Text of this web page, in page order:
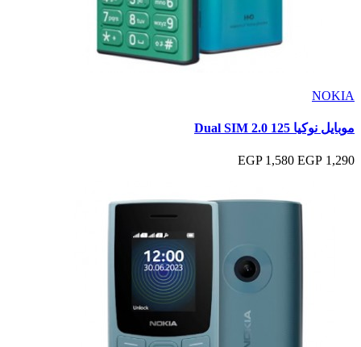
NOKIA
موبايل نوكيا 125 Dual SIM 2.0
1,290 EGP
1,580 EGP